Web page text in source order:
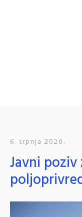
6. srpnja 2020.
Javni